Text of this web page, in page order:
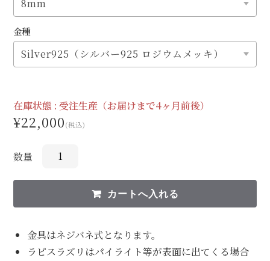
金種
在庫状態 :受注生産（お届けまで4ヶ月前後）
¥22,000(税込)
数量
金具はネジバネ式となります。
ラピスラズリはパイライト等が表面に出てくる場合